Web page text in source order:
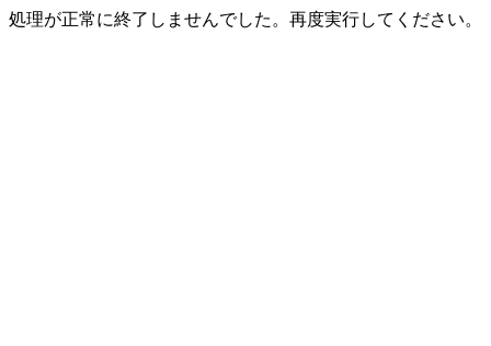
処理が正常に終了しませんでした。再度実行してください。